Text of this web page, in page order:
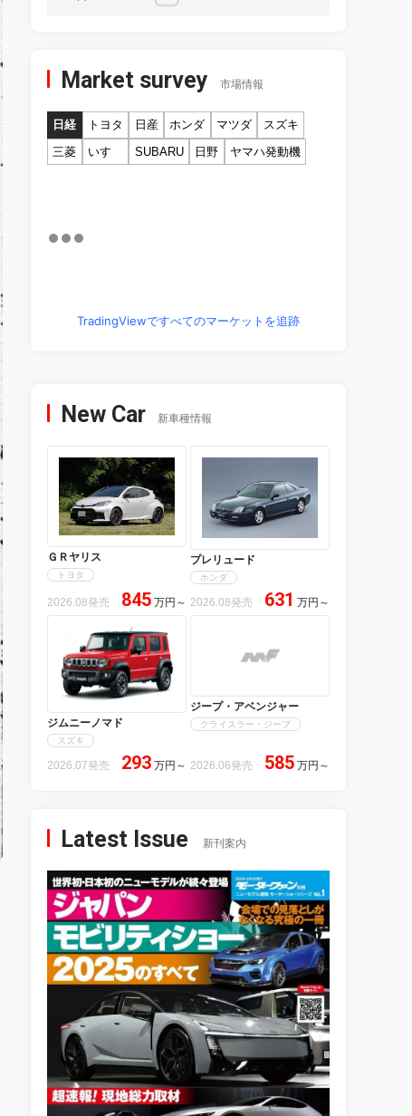
Market survey 市場情報
日経 トヨタ 日産 ホンダ マツダ
スズキ
三菱
いすゞ SUBARU 日野 ヤマハ発動機
TradingViewですべてのマーケットを追跡
New Car 新車種情報
ＧＲヤリス
トヨタ
2026.08発売 845 万円 ～
プレリュード
ホンダ
2026.08発売 631 万円 ～
ジムニーノマド
スズキ
2026.07発売 293 万円 ～
ジープ・アベンジャー
クライスラー・ジープ
2026.06発売 585 万円 ～
Latest Issue 新刊案内